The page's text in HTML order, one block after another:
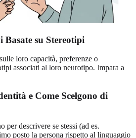
Basate su Stereotipi
loro capacità, preferenze o
associati al loro neurotipo. Impara a
e Come Scelgono di
per descrivere se stessi (ad es.
posto la persona rispetto al linguaggio